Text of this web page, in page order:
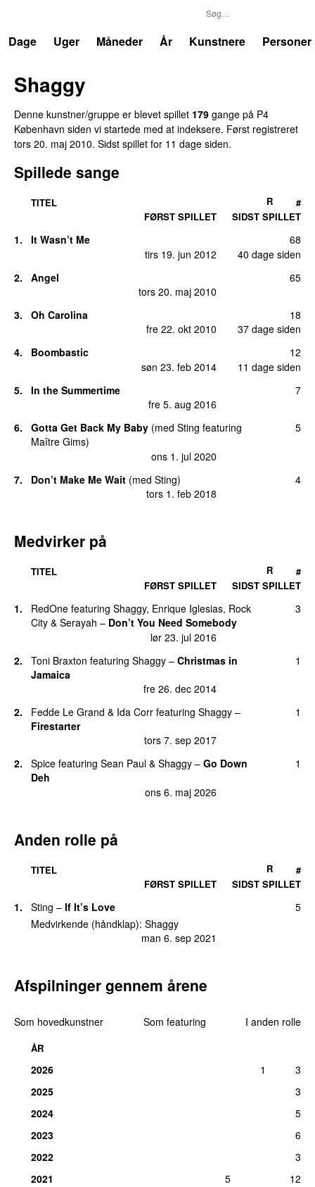
Dage
Uger Måneder År Kunstnere Personer
Shaggy
Denne kunstner/gruppe er blevet spillet 179 gange på P4
København siden vi startede med at indeksere. Først registreret
tors 20. maj 2010. Sidst spillet for 11 dage siden.
Spillede sange
TITEL
FØRST SPILLET
SIDST SPILLET
R #
1.
It Wasn’t Me
tirs 19. jun 2012
40 dage siden
68
2.
Angel
tors 20. maj 2010
65
3.
Oh Carolina
fre 22. okt 2010
37 dage siden
18
4.
Boombastic
søn 23. feb 2014
11 dage siden
12
5.
In the Summertime
fre 5. aug 2016
7
6. Gotta Get Back My Baby (med Sting featuring
Maître Gims)
ons 1. jul 2020
5
7. Don’t Make Me Wait (med Sting)
tors 1. feb 2018
4
Medvirker på
TITEL
FØRST SPILLET
SIDST SPILLET
R #
1. RedOne featuring Shaggy, Enrique Iglesias, Rock
City & Serayah – Don’t You Need Somebody
lør 23. jul 2016
3
2. Toni Braxton featuring Shaggy – Christmas in
Jamaica
fre 26. dec 2014
1
2. Fedde Le Grand & Ida Corr featuring Shaggy –
Firestarter
tors 7. sep 2017
1
2. Spice featuring Sean Paul & Shaggy – Go Down
Deh
ons 6. maj 2026
1
Anden rolle på
TITEL
FØRST SPILLET
SIDST SPILLET
R #
1. Sting – If It’s Love
man 6. sep 2021
5
Medvirkende (håndklap): Shaggy
Afspilninger gennem årene
Som hovedkunstner Som featuring I anden rolle
ÅR
2026 1
3
2025
3
2024
5
2023
6
2022
3
2021
5
12